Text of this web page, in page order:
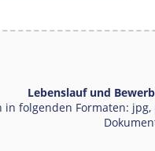
Lebenslauf und
folgenden Formaten: